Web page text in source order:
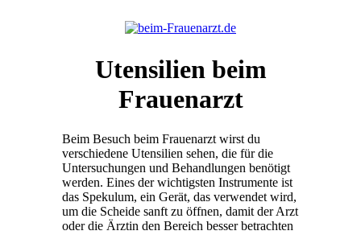
Utensilien beim
Frauenarzt
Beim Besuch beim Frauenarzt wirst du
verschiedene Utensilien sehen, die für die
Untersuchungen und Behandlungen benötigt
werden. Eines der wichtigsten Instrumente ist
das Spekulum, ein Gerät, das verwendet wird,
um die Scheide sanft zu öffnen, damit der Arzt
oder die Ärztin den Bereich besser betrachten